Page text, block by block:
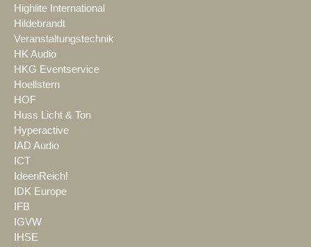
Highlite International
Hildebrandt
Veranstaltungstechnik
HK Audio
HKG Eventservice
Hoellstern
HOF
Huss Licht & Ton
Hyperactive
IAD Audio
ICT
IdeenReich!
IDK Europe
IFB
IGVW
IHSE